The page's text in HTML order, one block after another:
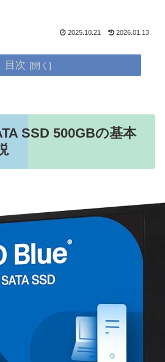
2025.10.21 2026.01.13
目次
SSD 500GBの基本